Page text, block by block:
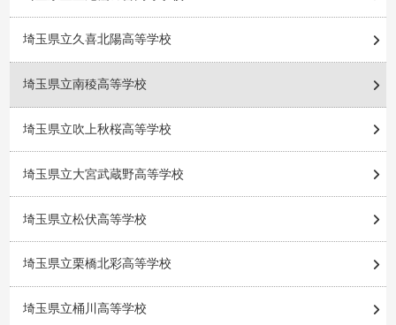
埼玉県立久喜北陽高等学校
埼玉県立南稜高等学校
埼玉県立吹上秋桜高等学校
埼玉県立大宮武蔵野高等学校
埼玉県立松伏高等学校
埼玉県立栗橋北彩高等学校
埼玉県立桶川高等学校